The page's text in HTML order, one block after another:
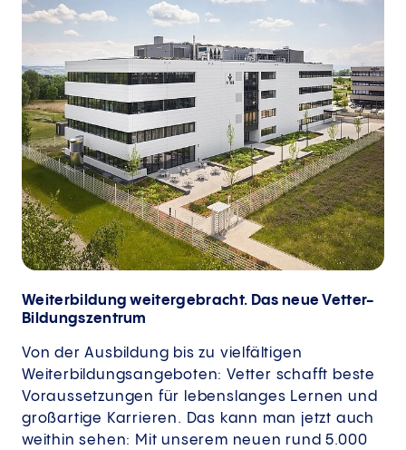
Weiterbildung weitergebracht. Das neue Vetter-
Bildungszentrum
Von der Ausbildung bis zu vielfältigen
Weiterbildungsangeboten: Vetter schafft beste
Voraussetzungen für lebenslanges Lernen und
großartige Karrieren. Das kann man jetzt auch
weithin sehen: Mit unserem neuen rund 5.000